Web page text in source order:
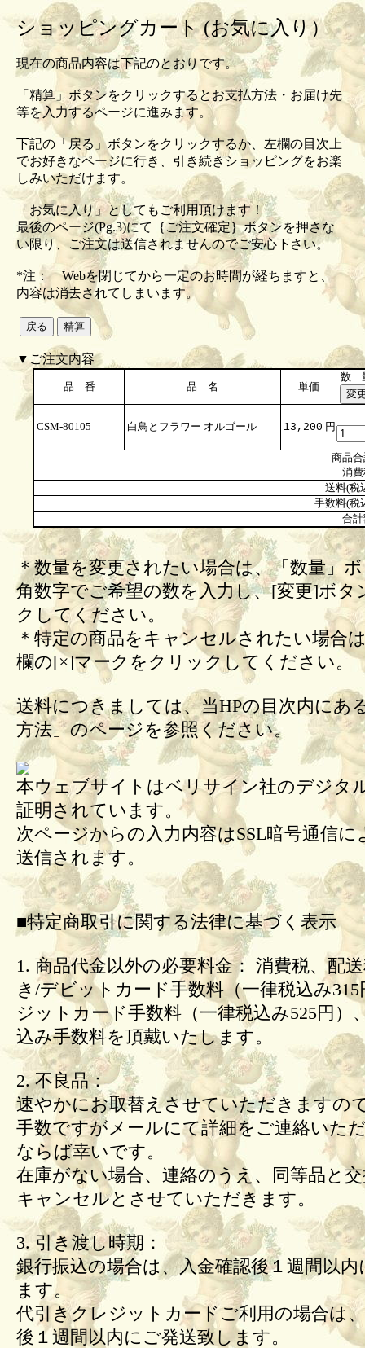
ショッピングカート (お気に入り）
現在の商品内容は下記のとおりです。
「精算」ボタンをクリックするとお支払方法・お届け先
等を入力するページに進みます。
下記の「戻る」ボタンをクリックするか、左欄の目次上
でお好きなページに行き、引き続きショッピングをお楽
しみいただけます。
「お気に入り」としてもご利用頂けます！
最後のページ(Pg.3)にて｛ご注文確定｝ボタンを押さな
い限り、ご注文は送信されませんのでご安心下さい。
*注： Webを閉じてから一定のお時間が経ちますと、
内容は消去されてしまいます。
▼ご注文内容
品 番 品 名 単価
数
CSM-80105 白鳥とフラワー オルゴール 13,200 円
商品
消
送料(税
手数料(税
合
＊数量を変更されたい場合は、「数量」
角数字でご希望の数を入力し、[変更]ボタ
クしてください。
＊特定の商品をキャンセルされたい場合
欄の[×]マークをクリックしてください。
送料につきましては、当HPの目次内にあ
方法」のページを参照ください。
本ウェブサイトはベリサイン社のデジタ
証明されています。
次ページからの入力内容はSSL暗号通信に
送信されます。
■特定商取引に関する法律に基づく表示
1. 商品代金以外の必要料金： 消費税、配
き/デビットカード手数料（一律税込み
ジットカード手数料（一律税込み525円）
込み手数料を頂戴いたします。
2. 不良品：
速やかにお取替えさせていただきますの
手数ですがメールにて詳細をご連絡いた
ならば幸いです。
在庫がない場合、連絡のうえ、同等品と
キャンセルとさせていただきます。
3. 引き渡し時期：
銀行振込の場合は、入金確認後１週間以内
ます。
代引きクレジットカードご利用の場合は
後１週間以内にご発送致します。